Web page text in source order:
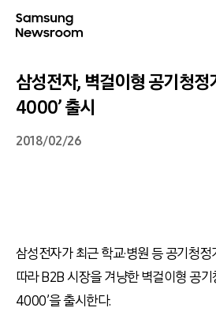
삼성전자, 벽걸이형 공기청정
4000’ 출시
2018/02/26
삼성전자가 최근 학교·병원 등 공기청
따라 B2B 시장을 겨냥한 벽걸이형 공기
4000’을 출시한다.